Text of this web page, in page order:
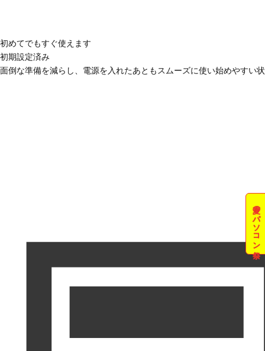
夏のパソコン祭
初めてでもすぐ使えます
初期設定済み
面倒な準備を減らし、電源を入れたあともスムーズに使い始めやすい